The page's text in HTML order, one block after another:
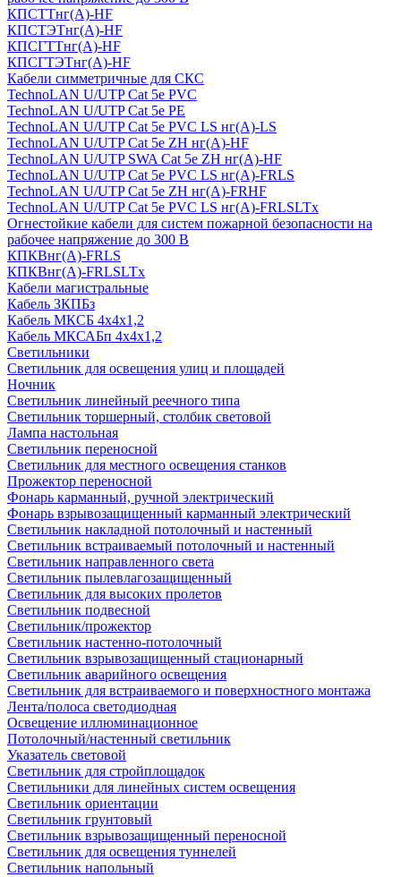
КПСТТнг(A)-HF
КПСТЭТнг(A)-HF
КПСГТТнг(A)-HF
КПСГТЭТнг(A)-HF
Кабели симметричные для СКС
TechnoLAN U/UTP Cat 5e PVC
TechnoLAN U/UTP Cat 5e PE
TechnoLAN U/UTP Cat 5e PVC LS нг(A)-LS
TechnoLAN U/UTP Cat 5e ZH нг(A)-HF
TechnoLAN U/UTP SWA Cat 5e ZH нг(A)-HF
TechnoLAN U/UTP Cat 5e PVC LS нг(A)-FRLS
TechnoLAN U/UTP Cat 5e ZH нг(A)-FRHF
TechnoLAN U/UTP Cat 5e PVC LS нг(A)-FRLSLTx
Огнестойкие кабели для систем пожарной безопасности на
рабочее напряжение до 300 В
КПКВнг(A)-FRLS
КПКВнг(A)-FRLSLTx
Кабели магистральные
Кабель ЗКПБз
Кабель МКСБ 4х4х1,2
Кабель МКСАБп 4х4х1,2
Светильники
Светильник для освещения улиц и площадей
Ночник
Светильник линейный реечного типа
Светильник торшерный, столбик световой
Лампа настольная
Светильник переносной
Светильник для местного освещения станков
Прожектор переносной
Фонарь карманный, ручной электрический
Фонарь взрывозащищенный карманный электрический
Светильник накладной потолочный и настенный
Светильник встраиваемый потолочный и настенный
Светильник направленного света
Светильник пылевлагозащищенный
Светильник для высоких пролетов
Светильник подвесной
Светильник/прожектор
Светильник настенно-потолочный
Светильник взрывозащищенный стационарный
Светильник аварийного освещения
Светильник для встраиваемого и поверхностного монтажа
Лента/полоса светодиодная
Освещение иллюминационное
Потолочный/настенный светильник
Указатель световой
Светильник для стройплощадок
Светильники для линейных систем освещения
Светильник ориентации
Светильник грунтовый
Светильник взрывозащищенный переносной
Светильник для освещения туннелей
Светильник напольный